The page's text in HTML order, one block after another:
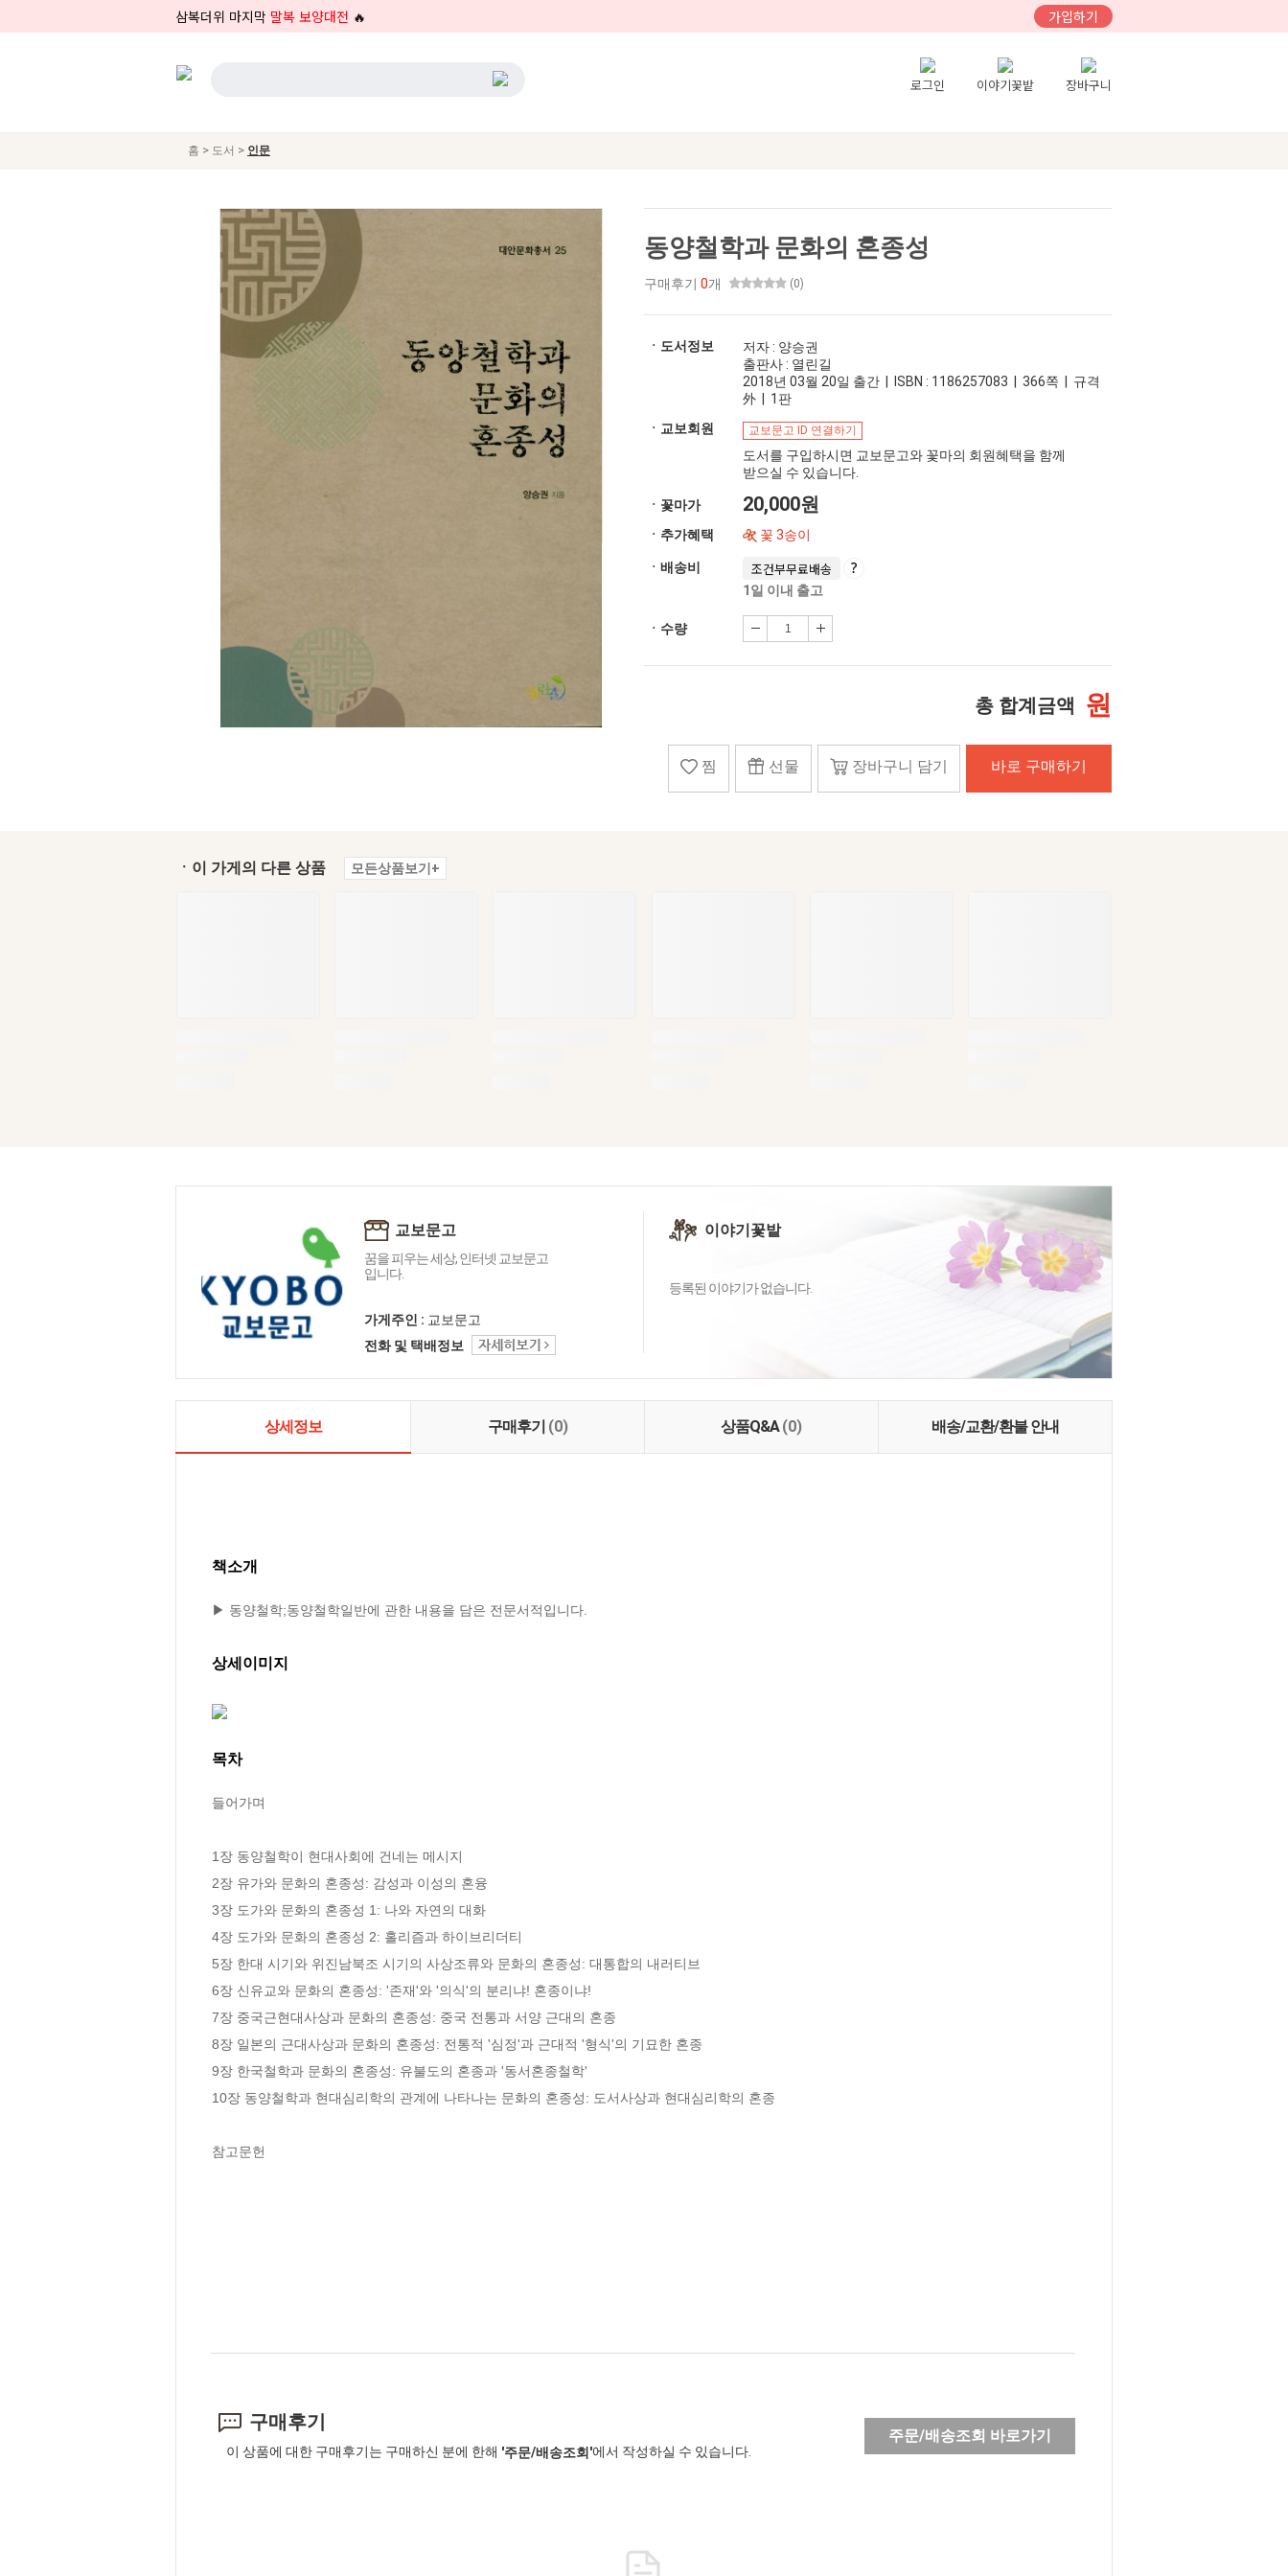
삼복더위 마지막 말복 보양대전 🔥 가입하기
로그인 이야기꽃밭 장바구니
홈 > 도서 > 인문
동양철학과 문화의 혼종성
구매후기 0개 (0)
ㆍ도서정보
저자 : 양승권
출판사 : 열린길
2018년 03월 20일 출간 | ISBN : 1186257083 | 366쪽 | 규격
外 | 1판
ㆍ교보회원
교보문고 ID 연결하기
도서를 구입하시면 교보문고와 꽃마의 회원혜택을 함께
받으실 수 있습니다.
ㆍ꽃마가 20,000원
ㆍ추가혜택 꽃 3송이
ㆍ배송비 조건부무료배송
1일 이내 출고
ㆍ수량
총 합계금액 원
찜 선물 장바구니 담기 바로 구매하기
ㆍ이 가게의 다른 상품 모든상품보기+
교보문고
꿈을 피우는 세상, 인터넷 교보문고
입니다.
가게주인 : 교보문고
전화 및 택배정보
이야기꽃밭
등록된 이야기가 없습니다.
상세정보 구매후기 (0) 상품Q&A(0) 배송/교환/환불 안내
책소개
▶ 동양철학;동양철학일반에 관한 내용을 담은 전문서적입니다.
상세이미지
목차
들어가며
1장 동양철학이 현대사회에 건네는 메시지
2장 유가와 문화의 혼종성: 감성과 이성의 혼융
3장 도가와 문화의 혼종성 1: 나와 자연의 대화
4장 도가와 문화의 혼종성 2: 홀리즘과 하이브리더티
5장 한대 시기와 위진남북조 시기의 사상조류와 문화의 혼종성: 대통합의 내러티브
6장 신유교와 문화의 혼종성: '존재'와 '의식'의 분리냐! 혼종이냐!
7장 중국근현대사상과 문화의 혼종성: 중국 전통과 서양 근대의 혼종
8장 일본의 근대사상과 문화의 혼종성: 전통적 '심정'과 근대적 '형식'의 기묘한 혼종
9장 한국철학과 문화의 혼종성: 유불도의 혼종과 '동서혼종철학'
10장 동양철학과 현대심리학의 관계에 나타나는 문화의 혼종성: 도서사상과 현대심리학의 혼종
참고문헌
구매후기
이 상품에 대한 구매후기는 구매하신 분에 한해 '주문/배송조회'에서 작성하실 수 있습니다.
주문/배송조회 바로가기